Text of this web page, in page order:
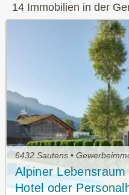
14 Immobilien in der
6432 Sautens •
Alpiner
Hotel oder